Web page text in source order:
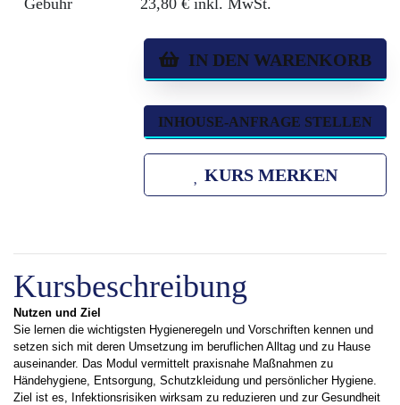
Gebühr 23,80 € inkl. MwSt.
IN DEN WARENKORB
INHOUSE-ANFRAGE STELLEN
KURS MERKEN
Kursbeschreibung
Nutzen und Ziel
Sie lernen die wichtigsten Hygieneregeln und Vorschriften kennen und
setzen sich mit deren Umsetzung im beruflichen Alltag und zu Hause
auseinander. Das Modul vermittelt praxisnahe Maßnahmen zu
Händehygiene, Entsorgung, Schutzkleidung und persönlicher Hygiene.
Ziel ist es, Infektionsrisiken wirksam zu reduzieren und zur Gesundheit